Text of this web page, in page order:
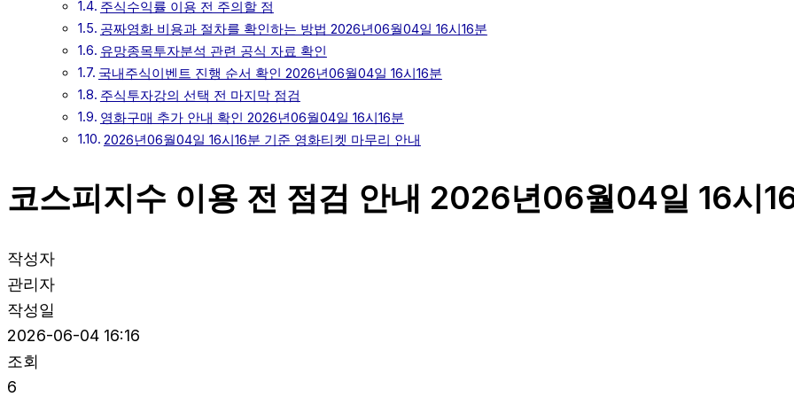
주식수익률 이용 전 주의할 점
공짜영화 비용과 절차를 확인하는 방법 2026년06월04일 16시16분
유망종목투자분석 관련 공식 자료 확인
국내주식이벤트 진행 순서 확인 2026년06월04일 16시16분
주식투자강의 선택 전 마지막 점검
영화구매 추가 안내 확인 2026년06월04일 16시16분
2026년06월04일 16시16분 기준 영화티켓 마무리 안내
코스피지수 이용 전 점검 안내 2026년06월04일 16시
작성자
관리자
작성일
2026-06-04 16:16
조회
6